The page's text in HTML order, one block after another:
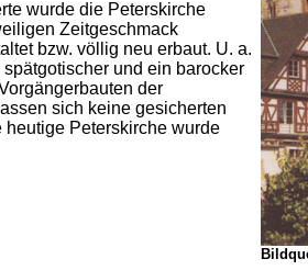
wurde die Peterskirche
Zeitgeschmack
bzw. völlig neu erbaut. U. a.
und ein barocker
der
sich keine gesicherten
Peterskirche wurde